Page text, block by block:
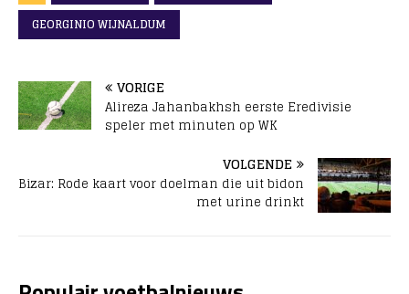
GEORGINIO WIJNALDUM
VORIGE
Alireza Jahanbakhsh eerste Eredivisie
speler met minuten op WK
VOLGENDE
Bizar: Rode kaart voor doelman die uit bidon
met urine drinkt